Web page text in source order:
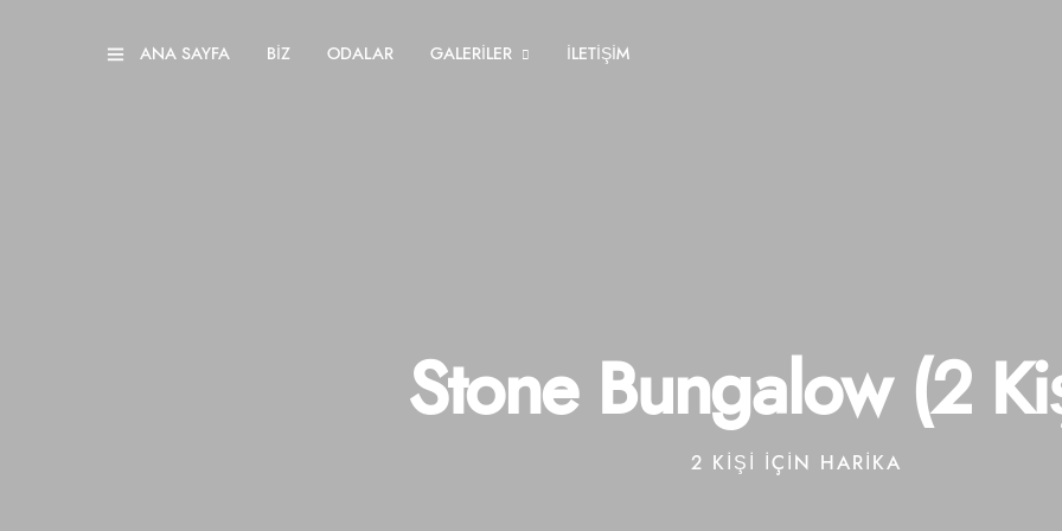
ANA SAYFA BİZ ODALAR GALERİLER İLETİŞİM
Stone Bungalow (2
2 KIŞI IÇIN HARIKA